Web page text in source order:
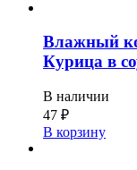
Влажный
Курица в
В наличии
47 ₽
В корзину